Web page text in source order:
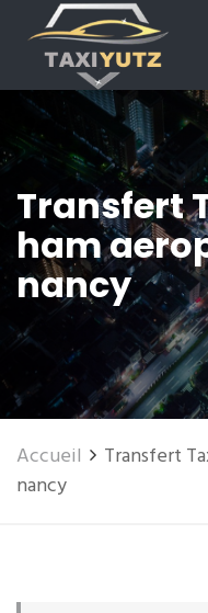
Transfert
ham
nancy
Accueil
Transfert
nancy